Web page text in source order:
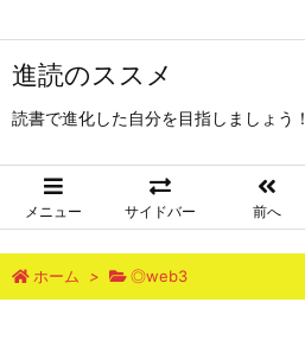
進読のススメ
読書で進化した自分を目指しましょう！
メニュー サイドバー 前へ
ホーム > ◎web3